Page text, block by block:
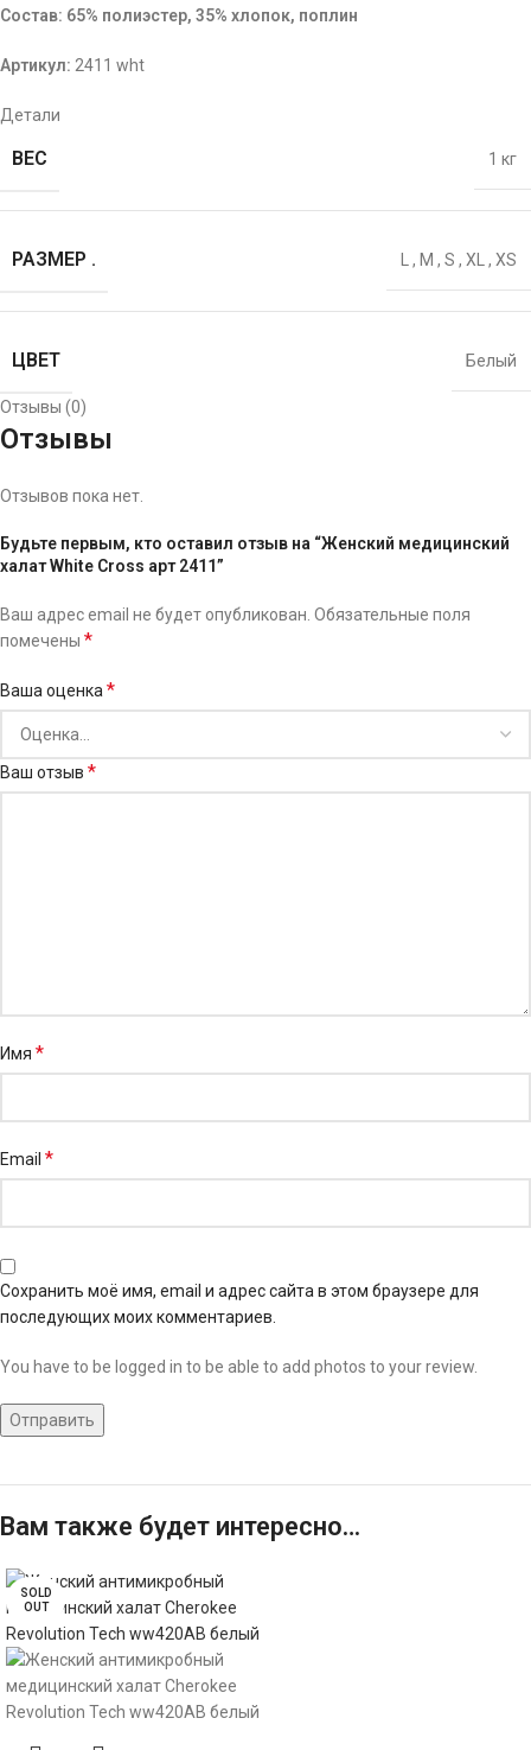
Состав: 65% полиэстер, 35% хлопок, поплин
Артикул: 2411 wht
Детали
ВЕС 1 кг
РАЗМЕР . , M , S , XL , XS
ЦВЕТ Белый
Отзывы (0)
Отзывы
Отзывов пока нет.
Будьте первым, кто оставил отзыв на “Женский медицинский
халат White Cross арт 2411”
Ваш адрес email не будет опубликован. Обязательные поля
помечены *
Ваша оценка *
Ваш отзыв *
Имя *
Email *
Сохранить моё имя, email и адрес сайта в этом браузере для
последующих моих комментариев.
You have to be logged in to be able to add photos to your review.
Вам также будет интересно…
SOLD
OUT